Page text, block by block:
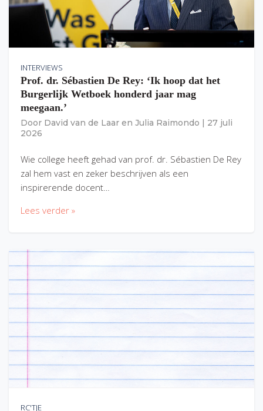
INTERVIEWS
Prof. dr. Sébastien De Rey: ‘Ik hoop dat het
Burgerlijk Wetboek honderd jaar mag
meegaan.’
Door David van de Laar en Julia Raimondo
27 juli
2026
Wie college heeft gehad van prof. dr. Sébastien De Rey
zal hem vast en zeker beschrijven als een
inspirerende docent…
Lees verder »
RC'TJE